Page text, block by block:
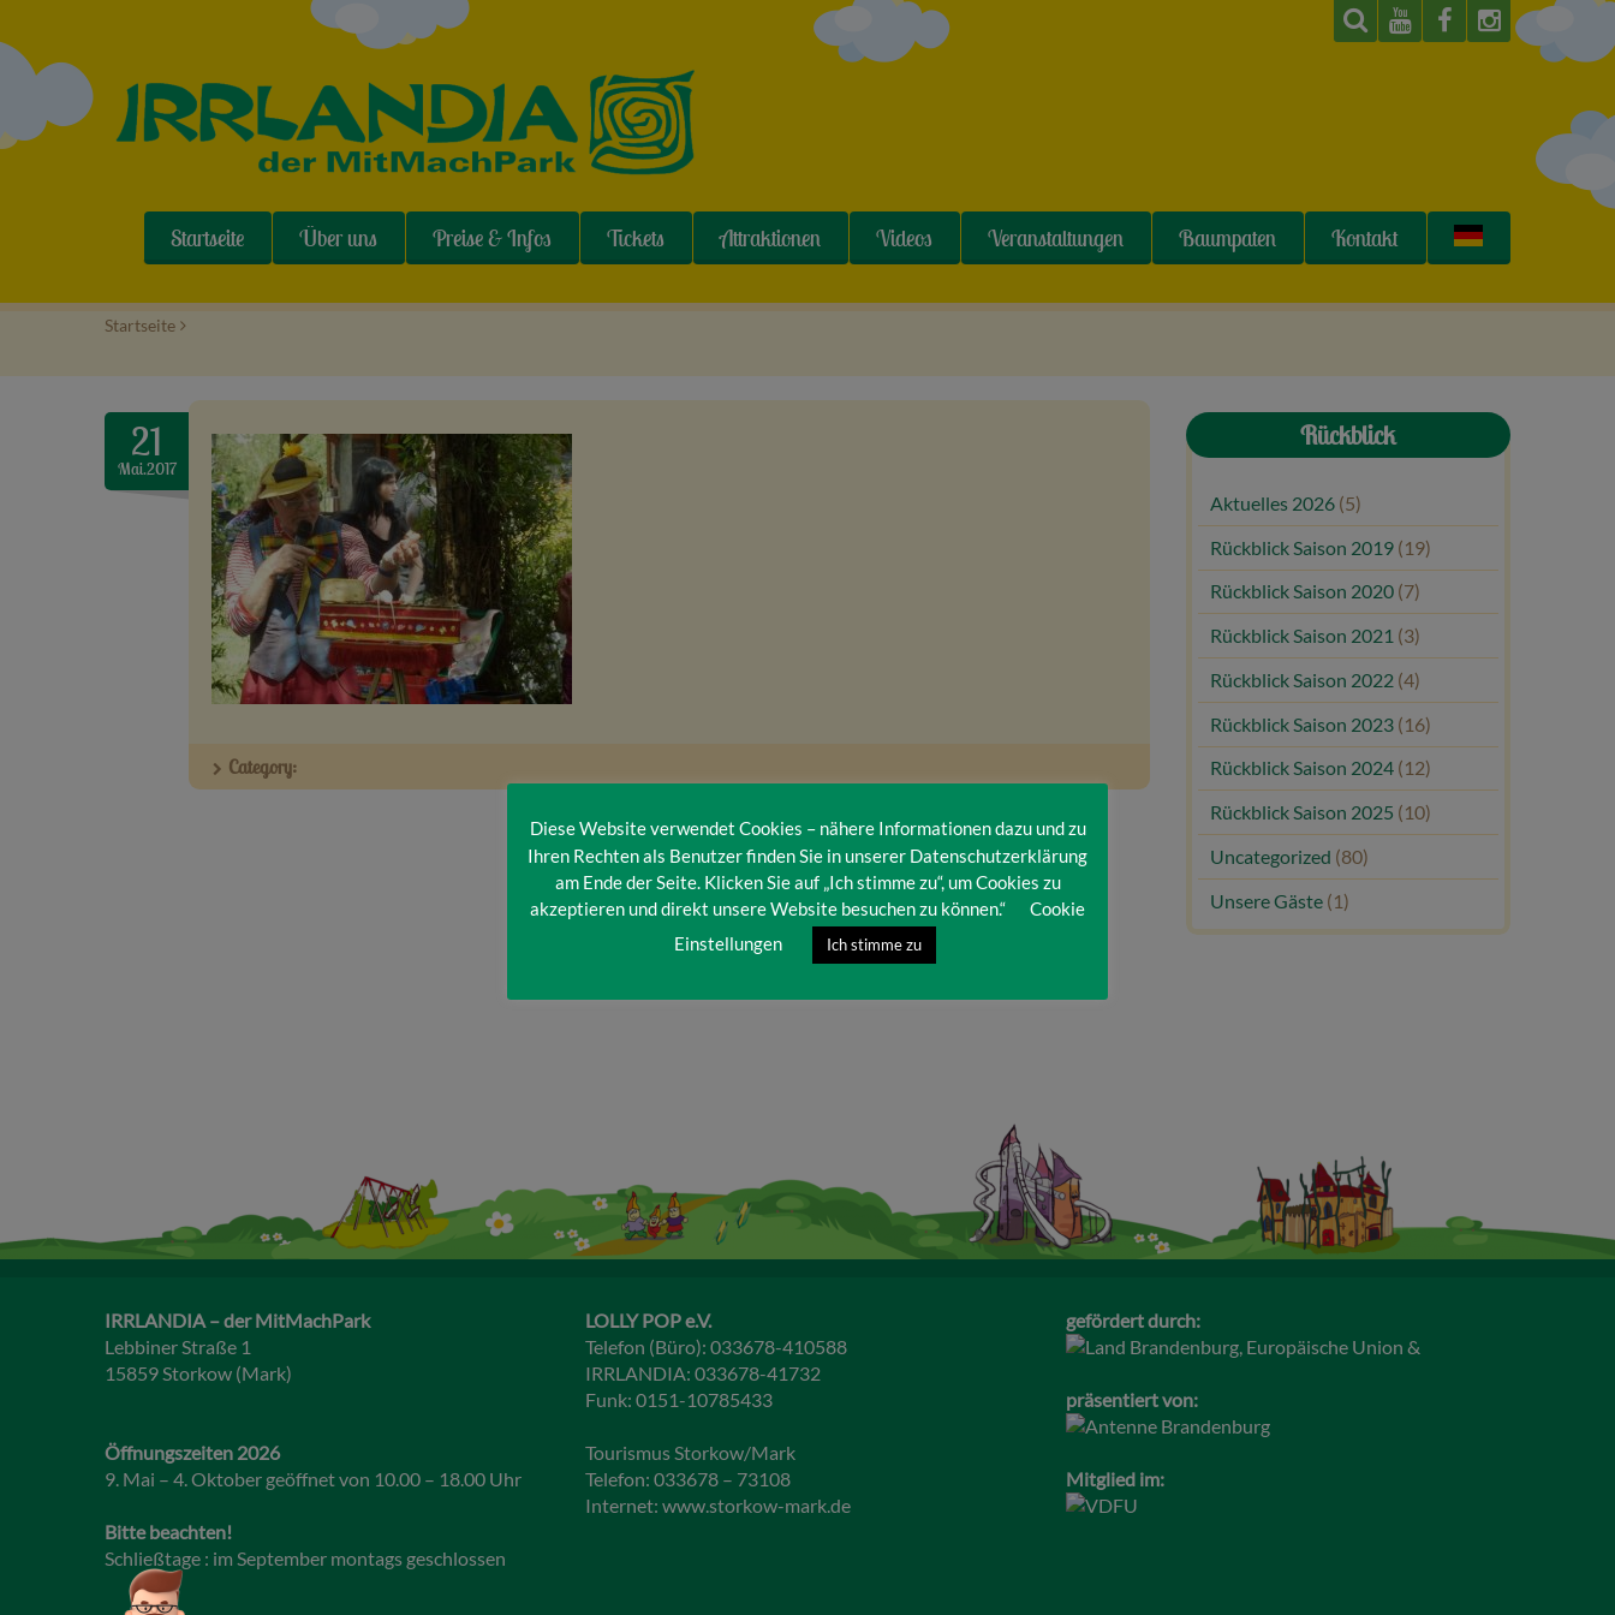
Startseite Über uns Preise & Infos Tickets Attraktionen Videos Veranstaltungen Baumpaten Kontakt
Startseite >
21
Mai.2017
Category:
Rückblick
Aktuelles 2026 (5)
Rückblick Saison 2019 (19)
Rückblick Saison 2020 (7)
Rückblick Saison 2021 (3)
Rückblick Saison 2022 (4)
Rückblick Saison 2023 (16)
Rückblick Saison 2024 (12)
Rückblick Saison 2025 (10)
Uncategorized (80)
Unsere Gäste (1)
IRRLANDIA – der MitMachPark
Lebbiner Straße 1
15859 Storkow (Mark)
Öffnungszeiten 2026
9. Mai – 4. Oktober geöffnet von 10.00 – 18.00 Uhr
Bitte beachten!
Schließtage : im September montags geschlossen
LOLLY POP e.V.
Telefon (Büro): 033678-410588
IRRLANDIA: 033678-41732
Funk: 0151-10785433
Tourismus Storkow/Mark
Telefon: 033678 – 73108
Internet: www.storkow-mark.de
gefördert durch:
präsentiert von:
Mitglied im:
Diese Website verwendet Cookies – nähere Informationen dazu und zu
Ihren Rechten als Benutzer finden Sie in unserer Datenschutzerklärung
am Ende der Seite. Klicken Sie auf „Ich stimme zu“, um Cookies zu
akzeptieren und direkt unsere Website besuchen zu können.“
Cookie
Einstellungen
Ich stimme zu